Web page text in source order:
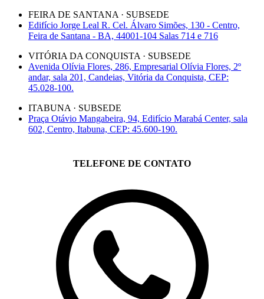
FEIRA DE SANTANA · SUBSEDE
Edifício Jorge Leal R. Cel. Álvaro Simões, 130 - Centro,
Feira de Santana - BA, 44001-104 Salas 714 e 716
VITÓRIA DA CONQUISTA · SUBSEDE
Avenida Olívia Flores, 286, Empresarial Olívia Flores, 2º
andar, sala 201, Candeias, Vitória da Conquista, CEP:
45.028-100.
ITABUNA · SUBSEDE
Praça Otávio Mangabeira, 94, Edifício Marabá Center, sala
602, Centro, Itabuna, CEP: 45.600-190.
TELEFONE DE CONTATO